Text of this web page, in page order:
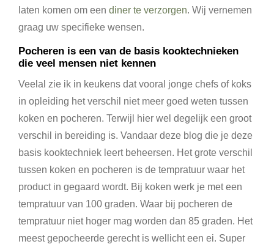
laten komen om een diner te verzorgen. Wij vernemen
graag uw specifieke wensen.
Pocheren is een van de basis kooktechnieken
die veel mensen niet kennen
Veelal zie ik in keukens dat vooral jonge chefs of koks
in opleiding het verschil niet meer goed weten tussen
koken en pocheren. Terwijl hier wel degelijk een groot
verschil in bereiding is. Vandaar deze blog die je deze
basis kooktechniek leert beheersen. Het grote verschil
tussen koken en pocheren is de tempratuur waar het
product in gegaard wordt. Bij koken werk je met een
tempratuur van 100 graden. Waar bij pocheren de
tempratuur niet hoger mag worden dan 85 graden. Het
meest gepocheerde gerecht is wellicht een ei. Super